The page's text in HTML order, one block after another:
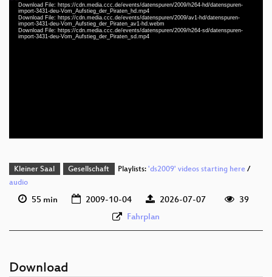
Player
Download File: https://cdn.media.ccc.de/events/datenspuren/2009/h264-hd/datenspuren-
import-3431-deu-Vom_Aufstieg_der_Piraten_hd.mp4
Download File: https://cdn.media.ccc.de/events/datenspuren/2009/av1-hd/datenspuren-
import-3431-deu-Vom_Aufstieg_der_Piraten_av1-hd.webm
Download File: https://cdn.media.ccc.de/events/datenspuren/2009/h264-sd/datenspuren-
import-3431-deu-Vom_Aufstieg_der_Piraten_sd.mp4
Kleiner Saal Gesellschaft Playlists: 'ds2009' videos starting here/
audio
55 min 2009-10-04 2026-07-07
39
Fahrplan
Download